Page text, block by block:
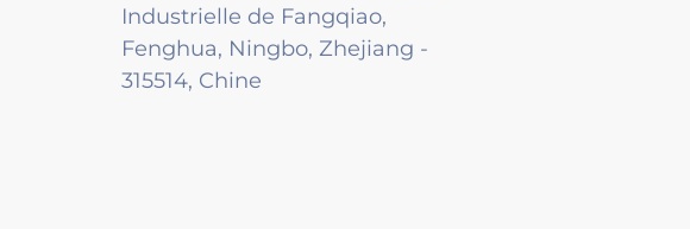
Industrielle de Fangqiao,
Fenghua, Ningbo, Zhejiang -
315514, Chine